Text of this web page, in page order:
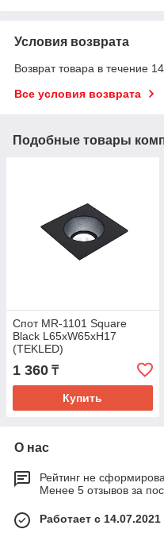
Условия возврата
Возврат товара в течение
Все условия возврата
Подобные товары
Спот MR-1101 Square
Black L65xW65xH17
(TEKLED)
1 360 ₸
Купить
О нас
Рейтинг не
Менее 5 отзывов за
Работает с 14.07.2021